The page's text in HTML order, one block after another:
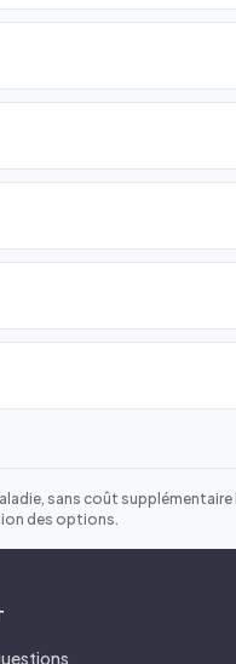
sans coût
des options.